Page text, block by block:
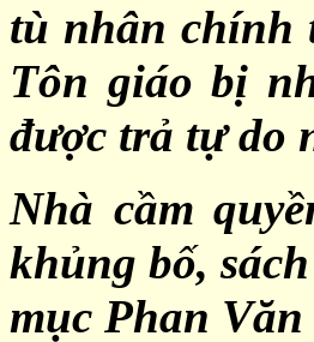
tù nhân
Tôn giáo bị
được trả tự do
Nhà cầm
khủng bố,
mục Phan